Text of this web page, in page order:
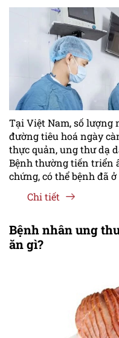
Tại Việt Nam, số lượng
đường tiêu hoá ngày
thực quản, ung thư dạ
Bệnh thường tiến triển
chứng, có thể bệnh đã
Chi tiết
Bệnh nhân ung
ăn gì?